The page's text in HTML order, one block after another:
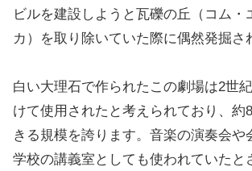
ビルを建設しようと瓦礫の丘（コム・
カ）を取り除いていた際に偶然発掘さ
白い大理石で作られたこの劇場は2世
けて使用されたと考えられており、約
きる規模を誇ります。音楽の演奏会や
学校の講義室としても使われていたと